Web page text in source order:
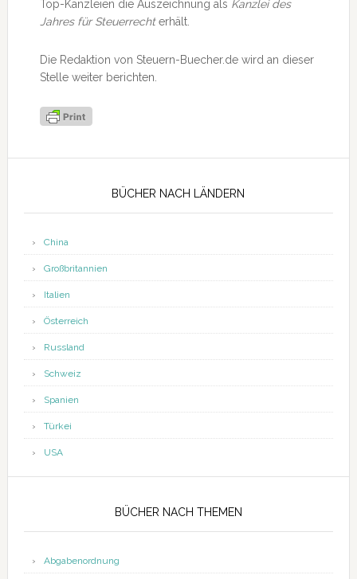
Top-Kanzleien die Auszeichnung als Kanzlei des
Jahres für Steuerrechterhält.
Die Redaktion von Steuern-Buecher.de wird an dieser
Stelle weiter berichten.
BÜCHER NACH LÄNDERN
China
Großbritannien
Italien
Österreich
Russland
Schweiz
Spanien
Türkei
USA
BÜCHER NACH THEMEN
Abgabenordnung